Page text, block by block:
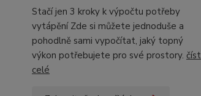
Stačí jen 3 kroky k výpočtu potřeby
vytápění Zde si můžete jednoduše a
pohodlně sami vypočítat, jaký topný
výkon potřebujete pro své prostory. číst
celé